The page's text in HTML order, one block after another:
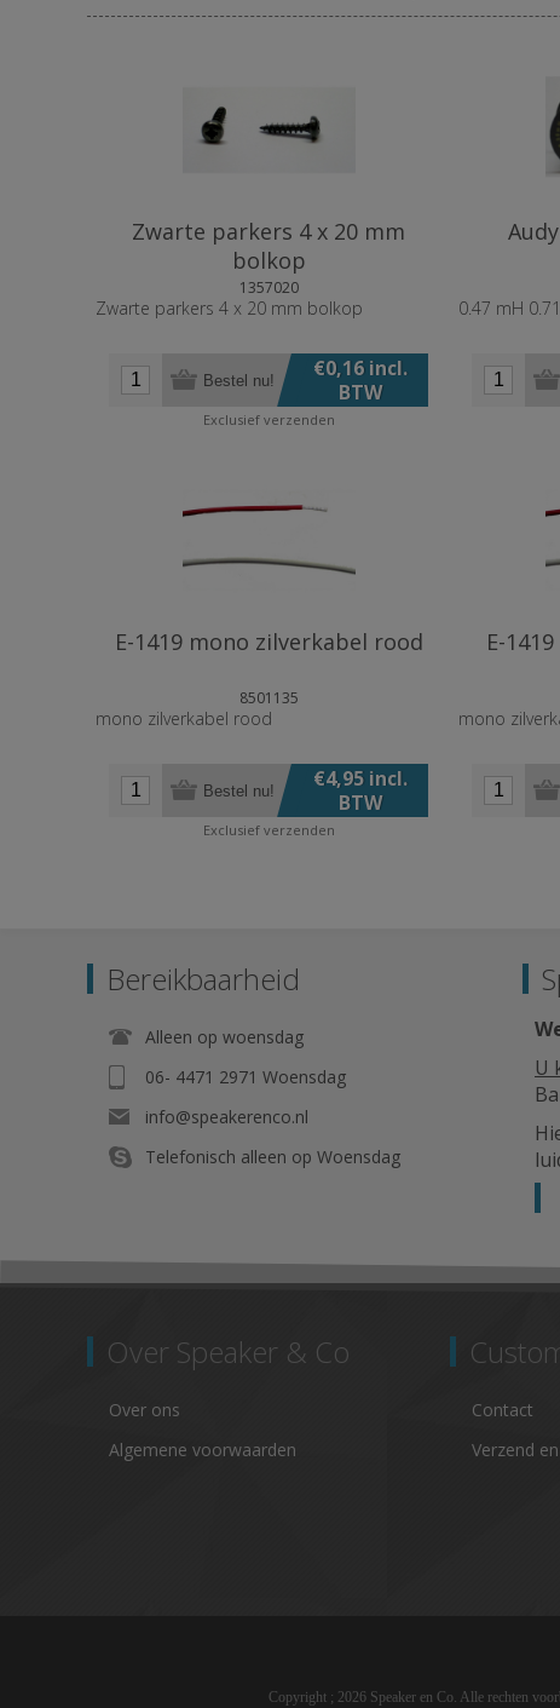
Zwarte parkers 4 x 20 mm
bolkop
1357020
Zwarte parkers 4 x 20 mm bolkop
€0,16 incl.
BTW
Bestel nu!
Exclusief verzenden
0.47 mH
E-1419 mono zilverkabel rood
8501135
mono zilverkabel rood
€4,95 incl.
BTW
Bestel nu!
Exclusief verzenden
E-
mono
Bereikbaarheid
Alleen op woensdag
06- 4471 2971 Woensdag
info@speakerenco.nl
Telefonisch alleen op Woensdag
U
Over Speaker & Co
Over ons
Algemene voorwaarden
Contact
Verzend
Copyright ; 2026 Speaker en Co. Alle rechten